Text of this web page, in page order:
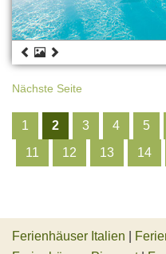
Nächste Seite
1 2 3 4 5
11
12 13 14
Ferienhäuser Italien